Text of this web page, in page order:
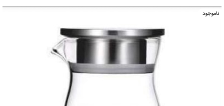
ناموجود